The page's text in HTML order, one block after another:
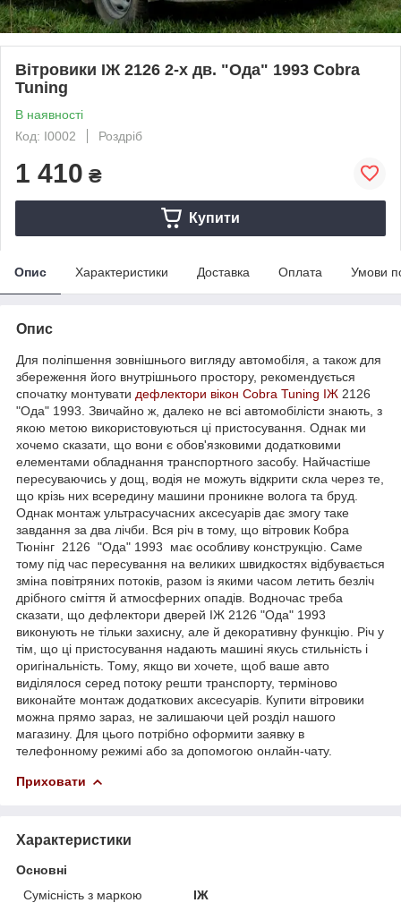
Вітровики ІЖ 2126 2-х дв. "Ода" 1993 Cobra
Tuning
В наявності
Код: I0002
Роздріб
1 410 ₴
Купити
Опис Характеристики Доставка Оплата Умови
Опис
Для поліпшення зовнішнього вигляду автомобіля, а також для
збереження його внутрішнього простору, рекомендується
спочатку монтувати дефлектори вікон Cobra Tuning ІЖ 2126
"Ода" 1993. Звичайно ж, далеко не всі автомобілісти знають, з
якою метою використовуються ці пристосування. Однак ми
хочемо сказати, що вони є обов'язковими додатковими
елементами обладнання транспортного засобу. Найчастіше
пересуваючись у дощ, водія не можуть відкрити скла через те,
що крізь них всередину машини проникне волога та бруд.
Однак монтаж ультрасучасних аксесуарів дає змогу таке
завдання за два лічби. Вся річ в тому, що вітровик Кобра
Тюнінг 2126 "Ода" 1993 має особливу конструкцію. Саме
тому під час пересування на великих швидкостях відбувається
зміна повітряних потоків, разом із якими часом летить безліч
дрібного сміття й атмосферних опадів. Водночас треба
сказати, що дефлектори дверей ІЖ 2126 "Ода" 1993
виконують не тільки захисну, але й декоративну функцію. Річ у
тім, що ці пристосування надають машині якусь стильність і
оригінальність. Тому, якщо ви хочете, щоб ваше авто
виділялося серед потоку решти транспорту, терміново
виконайте монтаж додаткових аксесуарів. Купити вітровики
можна прямо зараз, не залишаючи цей розділ нашого
магазину. Для цього потрібно оформити заявку в
телефонному режимі або за допомогою онлайн-чату.
Приховати
Характеристики
Основні
Сумісність з маркою
ІЖ